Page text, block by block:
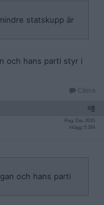
statskupp är
och hans parti styr i
Citera
#8
Reg: Dec 2015
Inlägg: 5 264
och hans parti